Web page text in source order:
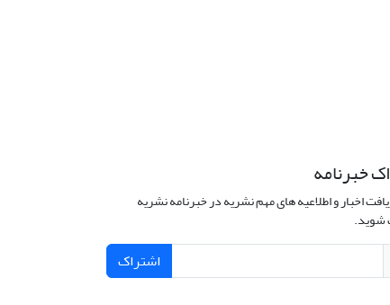
خبرنامه
اخبار و اطلاعیه های مهم نشریه در خبرنامه نشریه
اشتراک